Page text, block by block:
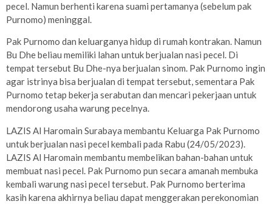
pecel. Namun berhenti karena suami pertamanya (sebelum pak
Purnomo) meninggal.
Pak Purnomo dan keluarganya hidup di rumah kontrakan. Namun
Bu Dhe beliau memiliki lahan untuk berjualan nasi pecel. Di
tempat tersebut Bu Dhe-nya berjualan sinom. Pak Purnomo ingin
agar istrinya bisa berjualan di tempat tersebut, sementara Pak
Purnomo tetap bekerja serabutan dan mencari pekerjaan untuk
mendorong usaha warung pecelnya.
LAZIS Al Haromain Surabaya membantu Keluarga Pak Purnomo
untuk berjualan nasi pecel kembali pada Rabu (24/05/2023).
LAZIS Al Haromain membantu membelikan bahan-bahan untuk
membuat nasi pecel. Pak Purnomo pun secara amanah membuka
kembali warung nasi pecel tersebut. Pak Purnomo berterima
kasih karena akhirnya beliau dapat menggerakan perekonomian